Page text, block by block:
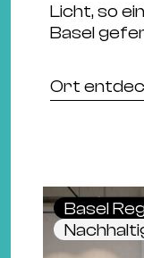
Licht, so
Basel
Ort
Basel